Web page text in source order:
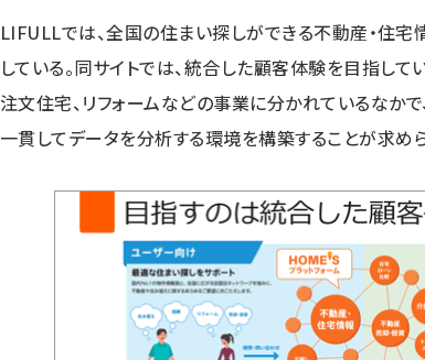
LIFULLでは、全国の住まい探しができる不動産・住宅
している。同サイトでは、統合した顧客体験を目指して
注文住宅、リフォームなどの事業に分かれているなか
一貫してデータを分析する環境を構築することが求め